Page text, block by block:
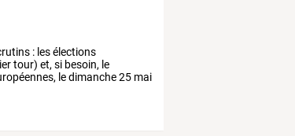
: lesélections
tour) et,si besoin, le
ledimanche25 mai